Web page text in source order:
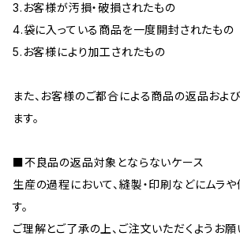
3.お客様が汚損・破損されたもの
4.袋に入っている商品を一度開封されたもの
5.お客様により加工されたもの
また、お客様のご都合による商品の返品およ
ます。
■不良品の返品対象とならないケース
生産の過程において、縫製・印刷などにムラ
す。
ご理解とご了承の上、ご注文いただくようお願